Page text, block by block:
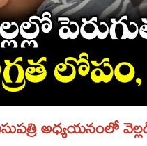
అధ్యయనంలో